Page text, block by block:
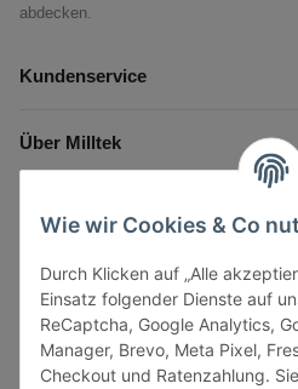
Wie wir Cookies & Co
Durch Klicken auf „Alle
Einsatz folgender Dienste auf
ReCaptcha, Google Analytics,
Manager, Brevo, Meta Pixel,
Checkout und Ratenzahlung.
abdecken.
Kundenservice
Über Milltek
Gesetzliche Informationen